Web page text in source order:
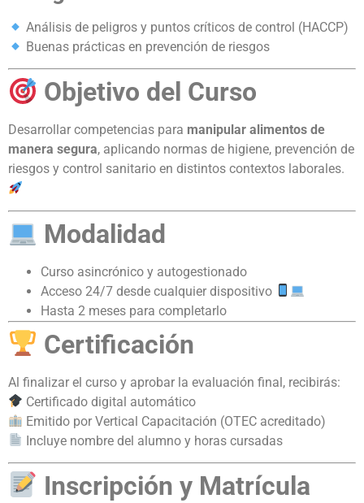
Análisis de peligros y puntos críticos de control (HACCP)
Buenas prácticas en prevención de riesgos
Objetivo del Curso
Desarrollar competencias para manipular alimentos de
manera segura, aplicando normas de higiene, prevención de
riesgos y control sanitario en distintos contextos laborales.
Modalidad
Curso asincrónico y autogestionado
Acceso 24/7 desde cualquier dispositivo
Hasta 2 meses para completarlo
Certificación
Al finalizar el curso y aprobar la evaluación final, recibirás:
Certificado digital automático
Emitido por Vertical Capacitación (OTEC acreditado)
Incluye nombre del alumno y horas cursadas
Inscripción y Matrícula